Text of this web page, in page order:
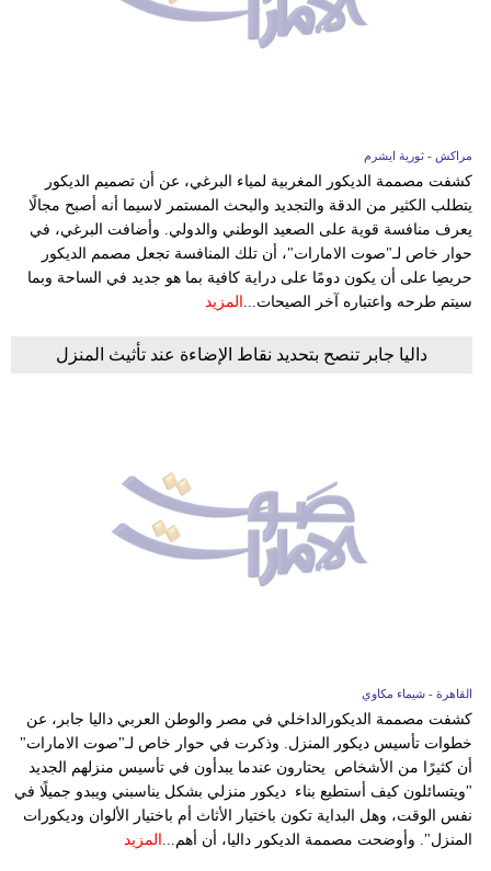
مراكش - ثورية ايشرم
كشفت مصممة الديكور المغربية لمياء البرغي، عن أن تصميم الديكور
يتطلب الكثير من الدقة والتجديد والبحث المستمر لاسيما أنه أصبح مجالًا
يعرف منافسة قوية على الصعيد الوطني والدولي. وأضافت البرغي، في
حوار خاص لـ"صوت الامارات"، أن تلك المنافسة تجعل مصمم الديكور
حريصِا على أن يكون دومًا على دراية كافية بما هو جديد في الساحة وبما
سيتم طرحه واعتباره آخر الصيحات...
المزيد
داليا جابر تنصح بتحديد نقاط الإضاءة عند تأثيث المنزل
القاهرة - شيماء مكاوي
كشفت مصممة الديكورالداخلي في مصر والوطن العربي داليا جابر، عن
خطوات تأسيس ديكور المنزل. وذكرت في حوار خاص لـ"صوت الامارات"
أن كثيرًا من الأشخاص يحتارون عندما يبدأون في تأسيس منزلهم الجديد
"ويتسائلون كيف أستطيع بناء ديكور منزلي بشكل يناسبني ويبدو جميلًا في
نفس الوقت، وهل البداية تكون باختيار الأثاث أم باختيار الألوان وديكورات
المنزل". وأوضحت مصممة الديكور داليا، أن أهم...
المزيد